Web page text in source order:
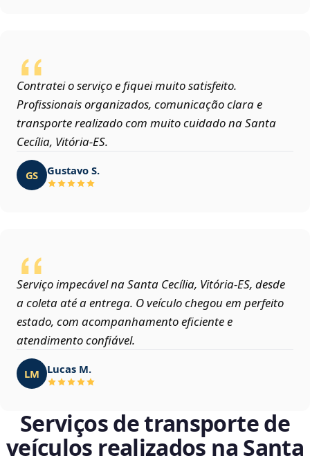
Contratei o serviço e fiquei muito satisfeito.
Profissionais organizados, comunicação clara e
transporte realizado com muito cuidado na Santa
Cecília, Vitória‑ES.
GS Gustavo S.
Serviço impecável na Santa Cecília, Vitória‑ES, desde
a coleta até a entrega. O veículo chegou em perfeito
estado, com acompanhamento eficiente e
atendimento confiável.
LM Lucas M.
Serviços de transporte de
veículos realizados na Santa